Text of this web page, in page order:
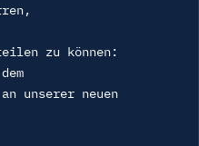
zu können:
unserer neuen